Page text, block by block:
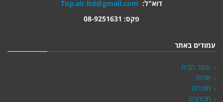
דוא"ל: Top.air.ltd@gmail.com
פקס: 08-9251631
עמודים באתר
עמוד הבית
אודות
מוצרים
מבצעים